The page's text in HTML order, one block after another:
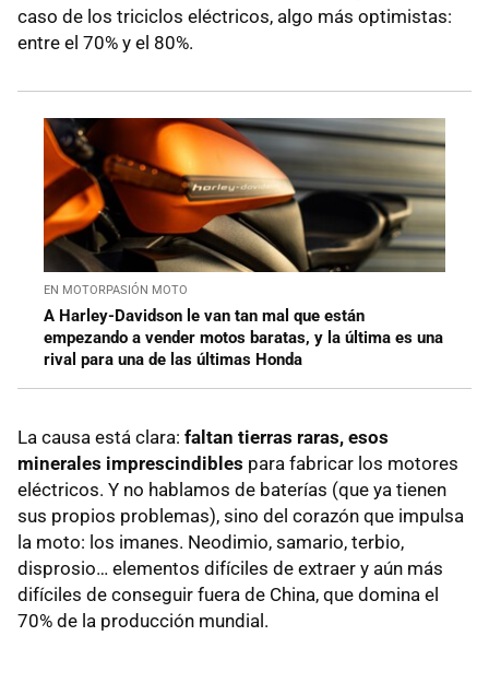
caso de los triciclos eléctricos, algo más optimistas:
entre el 70% y el 80%.
EN MOTORPASIÓN MOTO
A Harley-Davidson le van tan mal que están
empezando a vender motos baratas, y la última es una
rival para una de las últimas Honda
La causa está clara: faltan tierras raras, esos
minerales imprescindibles para fabricar los motores
eléctricos. Y no hablamos de baterías (que ya tienen
sus propios problemas), sino del corazón que impulsa
la moto: los imanes. Neodimio, samario, terbio,
disprosio… elementos difíciles de extraer y aún más
difíciles de conseguir fuera de China, que domina el
70% de la producción mundial.